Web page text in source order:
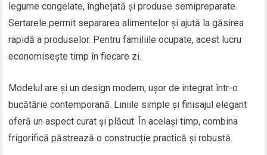
legume congelate, înghețată și produse semipreparate.
Sertarele permit separarea alimentelor și ajută la găsirea
rapidă a produselor. Pentru familiile ocupate, acest lucru
economisește timp în fiecare zi.
Modelul are și un design modern, ușor de integrat într-o
bucătărie contemporană. Liniile simple și finisajul elegant
oferă un aspect curat și plăcut. În același timp, combina
frigorifică păstrează o construcție practică și robustă.